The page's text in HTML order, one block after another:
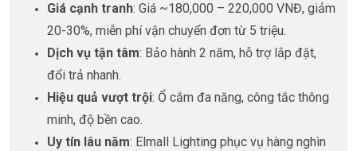
Giá cạnh tranh: Giá ~180,000 – 220,000 VNĐ, giảm
20-30%, miễn phí vận chuyển đơn từ 5 triệu.
Dịch vụ tận tâm: Bảo hành 2 năm, hỗ trợ lắp đặt,
đổi trả nhanh.
Hiệu quả vượt trội: Ổ cắm đa năng, công tắc thông
minh, độ bền cao.
Uy tín lâu năm: Elmall Lighting phục vụ hàng nghìn